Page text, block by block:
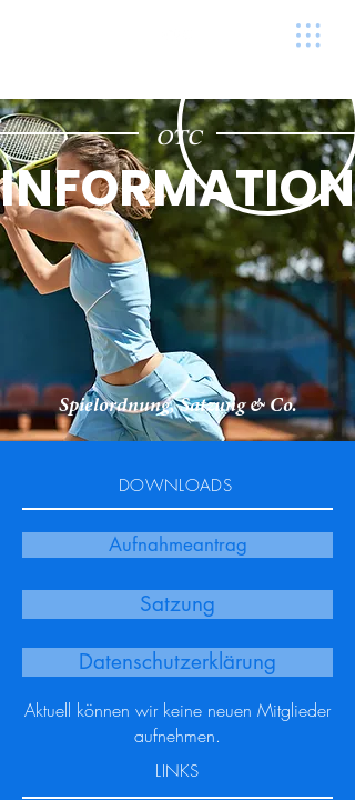
OTC
INFORMATION
Spielordnung, Satzung & Co.
DOWNLOADS
Aufnahmeantrag
Satzung
Datenschutzerklärung
Aktuell können wir keine neuen Mitglieder
aufnehmen.
LINKS